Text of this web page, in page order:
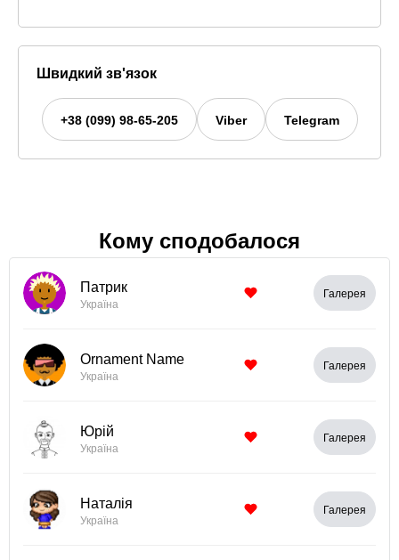
Швидкий зв'язок
+38 (099) 98-65-205 Viber Telegram
Кому сподобалося
Патрик
Україна
Галерея
Ornament Name
Україна
Галерея
Юрій
Україна
Галерея
Наталія
Україна
Галерея